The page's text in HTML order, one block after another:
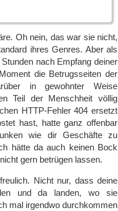
Oh nein, das war sie nicht,
ihres Genres. Aber als
nach Empfang deiner
die Betrugsseiten der
in gewohnter Weise
Teil der Menschheit völlig
HTTP-Fehler 404 ersetzt
hast, hatte ganz offenbar
wie dir Geschäfte zu
hätte da auch keinen Bock
gern betrügen lassen.
Nicht nur, dass deine
und da landen, wo sie
mal irgendwo durchkommen